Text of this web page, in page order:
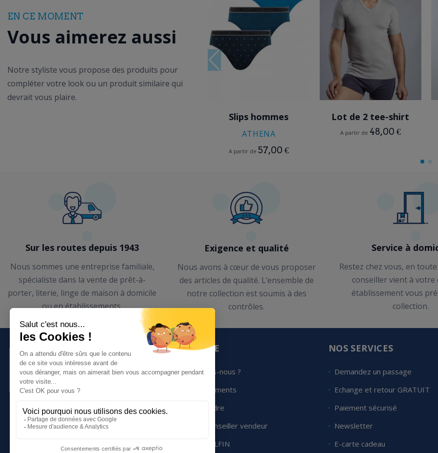
EN CE MOMENT
Vous aimerez aussi
Notre styliste vous propose des produits pour
compléter votre look ou un produit similaire qui
devrait vous plaire.
Slips hommes
ATHENA
A partir de 57,00 €
MULTICOLORE
Lot de 2 tee-shirt
A partir de 48,00 €
Sur les routes depuis 1943
Nous sommes une entreprise familiale,
spécialiste dans la vente de prêt-à-
porter, literie, linge de maison à domicile
ou en établissements.
Exigence et qualité
Nous avons à cœur de vous proposer
des articles de qualité. L’ensemble de
notre collection est soumis à des
contrôles.
Service à
Restez chez vous, en
conseiller vient à votre
établissement vous
collection.
LE GROUPE
Qui sommes-nous ?
Nos engagements
Nous rejoindre
Devenez conseiller vendeur
MAISON SOLFIN
NOS SERVICES
Demandez un passage
Echange et retour GRATUIT
Paiement sécurisé
Newsletter
E-carte cadeau
02 99 14 95 95
Contactez-nous